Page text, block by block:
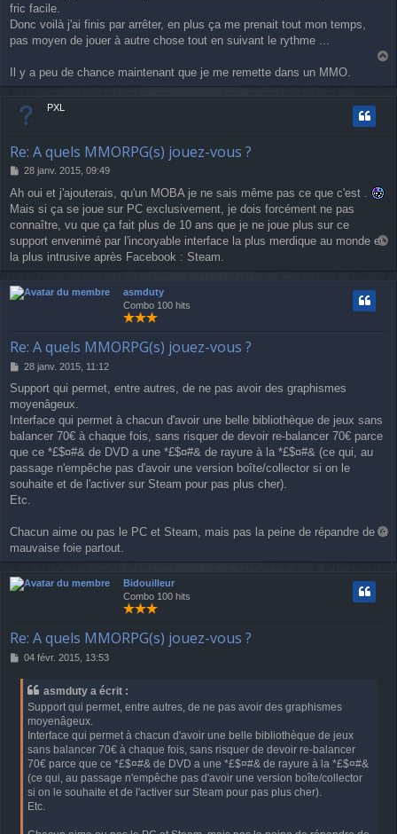
fric facile.
Donc voilà j'ai finis par arrêter, en plus ça me prenait tout mon temps,
pas moyen de jouer à autre chose tout en suivant le rythme ...
Il y a peu de chance maintenant que je me remette dans un MMO.
u
PXL
Re: A quels MMORPG(s) jouez-vous ?
M
s
s
a
g
e
28 janv. 2015, 09:49
Ah oui et j'ajouterais, qu'un MOBA je ne sais même pas ce que c'est .
Mais si ça se joue sur PC exclusivement, je dois forcément ne pas
connaître, vu que ça fait plus de 10 ans que je ne joue plus sur ce
support envenimé par l'incoryable interface la plus merdique au monde et
la plus intrusive après Facebook : Steam.
asmduty
Combo 100 hits
Re: A quels MMORPG(s) jouez-vous ?
M
s
s
a
g
28 janv. 2015, 11:12
Support qui permet, entre autres, de ne pas avoir des graphismes
moyenâgeux.
Interface qui permet à chacun d'avoir une belle bibliothèque de jeux sans
balancer 70€ à chaque fois, sans risquer de devoir re-balancer 70€ parce
que ce *£$¤#& de DVD a une *£$¤#& de rayure à la *£$¤#& (ce qui, au
passage n'empêche pas d'avoir une version boîte/collector si on le
souhaite et de l'activer sur Steam pour pas plus cher).
Etc.
Chacun aime ou pas le PC et Steam, mais pas la peine de répandre de la
mauvaise foie partout.
u
Bidouilleur
Combo 100 hits
Re: A quels MMORPG(s) jouez-vous ?
M
04 févr. 2015, 13:53
asmduty a écrit :
Support qui permet, entre autres, de ne pas avoir des graphismes
moyenâgeux.
Interface qui permet à chacun d'avoir une belle bibliothèque de jeux
sans balancer 70€ à chaque fois, sans risquer de devoir re-balancer
70€ parce que ce *£$¤#& de DVD a une *£$¤#& de rayure à la *£$¤#&
(ce qui, au passage n'empêche pas d'avoir une version boîte/collector
si on le souhaite et de l'activer sur Steam pour pas plus cher).
Etc.